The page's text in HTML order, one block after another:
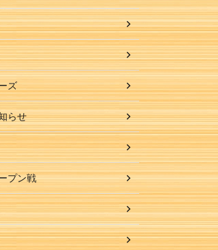
ズ
らせ
プン戦